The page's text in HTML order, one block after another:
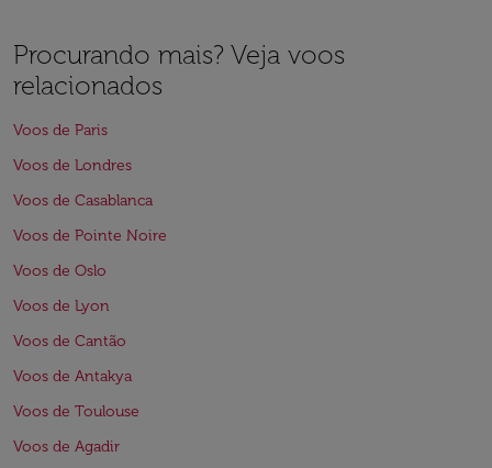
Procurando mais? Veja voos
relacionados
Voos de Paris
Voos de Londres
Voos de Casablanca
Voos de Pointe Noire
Voos de Oslo
Voos de Lyon
Voos de Cantão
Voos de Antakya
Voos de Toulouse
Voos de Agadir